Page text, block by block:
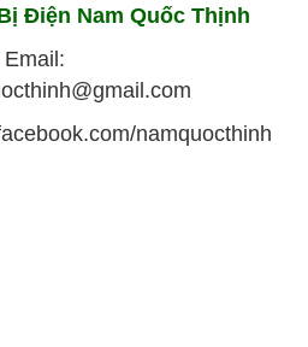
Điện Nam Quốc Thịnh
Email:
namquocthinh